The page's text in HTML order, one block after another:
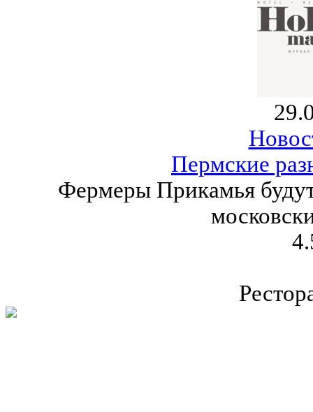
Пермские
Фермеры Прикамья